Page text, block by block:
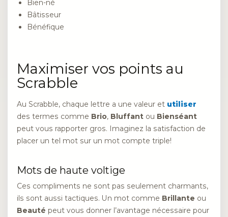
Bien-né
Bâtisseur
Bénéfique
Maximiser vos points au
Scrabble
Au Scrabble, chaque lettre a une valeur et utiliser
des termes comme Brio, Bluffant ou Bienséant
peut vous rapporter gros. Imaginez la satisfaction de
placer un tel mot sur un mot compte triple!
Mots de haute voltige
Ces compliments ne sont pas seulement charmants,
ils sont aussi tactiques. Un mot comme Brillante ou
Beauté peut vous donner l’avantage nécessaire pour